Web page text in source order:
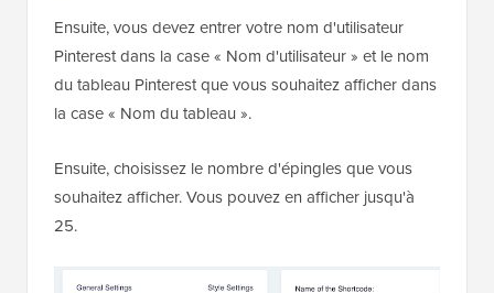
Ensuite, vous devez entrer votre nom d'utilisateur
Pinterest dans la case « Nom d'utilisateur » et le nom
du tableau Pinterest que vous souhaitez afficher dans
la case « Nom du tableau ».
Ensuite, choisissez le nombre d'épingles que vous
souhaitez afficher. Vous pouvez en afficher jusqu'à
25.